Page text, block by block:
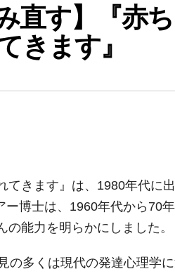
直す】『赤
きます』
てきます』は、1980年代に
博士は、1960年代から70
能力を明らかにしました。
多くは現代の発達心理学